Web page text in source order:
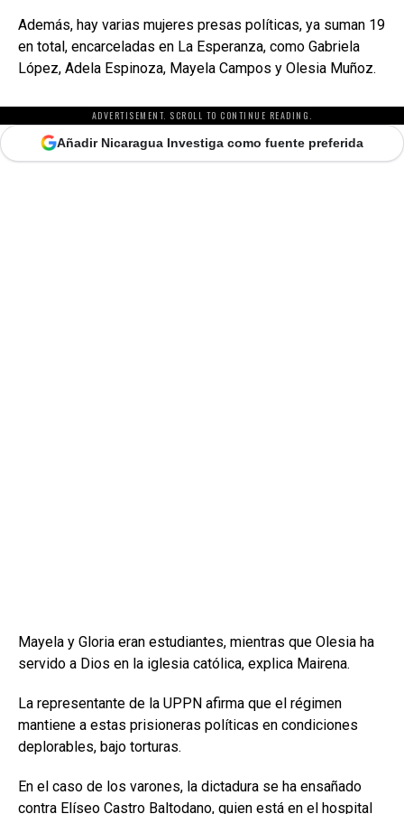
Además, hay varias mujeres presas políticas, ya suman 19
en total, encarceladas en La Esperanza, como Gabriela
López, Adela Espinoza, Mayela Campos y Olesia Muñoz.
ADVERTISEMENT. SCROLL TO CONTINUE READING.
Añadir Nicaragua Investiga como fuente preferida
Mayela y Gloria eran estudiantes, mientras que Olesia ha
servido a Dios en la iglesia católica, explica Mairena.
La representante de la UPPN afirma que el régimen
mantiene a estas prisioneras políticas en condiciones
deplorables, bajo torturas.
En el caso de los varones, la dictadura se ha ensañado
contra Elíseo Castro Baltodano, quien está en el hospital